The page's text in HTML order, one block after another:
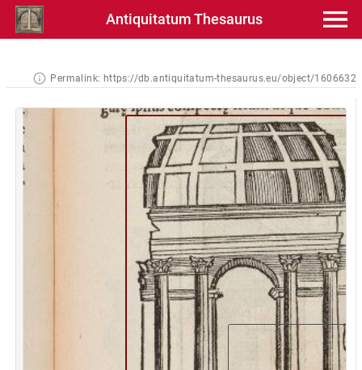
Antiquitatum Thesaurus
Permalink: https://db.antiquitatum-thesaurus.eu/object/1606632